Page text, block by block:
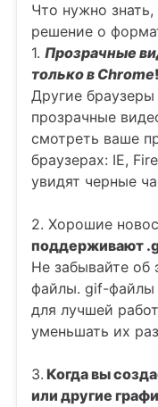
Что нужно
решение о
1. Прозрачные
только в Chrome!
Другие
прозрачные
смотреть ваше
браузерах: IE,
увидят черные
2. Хорошие
поддерживают
Не забывайте об
файлы. gif-файлы
для лучшей
уменьшать их
3. Когда вы
или другие